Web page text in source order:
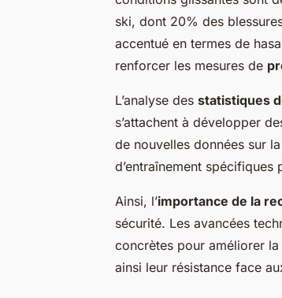
ski, dont 20% des
accentué en termes de
renforcer les mesures de
L’analyse des statistiques
s’attachent à développer
de nouvelles données sur
d’entraînement
Ainsi, l’importance de la
sécurité. Les avancées
concrètes pour améliorer
ainsi leur résistance face